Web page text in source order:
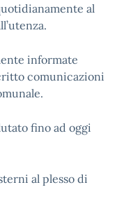
al
informate
comunicazioni
fino ad oggi
al plesso di